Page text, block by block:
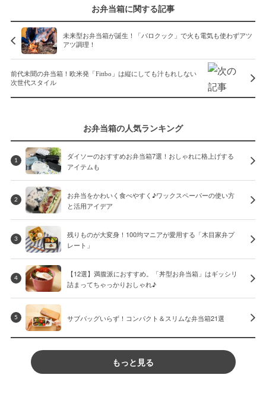
お弁当箱に関する記事
未来型お弁当箱が誕生！「バロクック」で火も電気も使わずアツ
アツ調理！
前代未聞の弁当箱！欧米発「Fittbo」は縦にしても汁もれしない
次世代スタイル
お弁当箱の人気ランキング
1
ダイソーのおすすめお弁当箱7選！おしゃれに格上げする
アイテムも
2
お弁当をかわいく食べやすく♪ワックスペーパーの使い方
と活用アイデア
3
残りものが大変身！100均マニアが愛用する「木目家弁プ
レート」
4
【12選】満腹派におすすめ。「丼型お弁当箱」はギッシリ
詰まってちゃっかりおしゃれ♪
5 サブバッグいらず！コンパクト＆スリムな弁当箱21選
もっと見る